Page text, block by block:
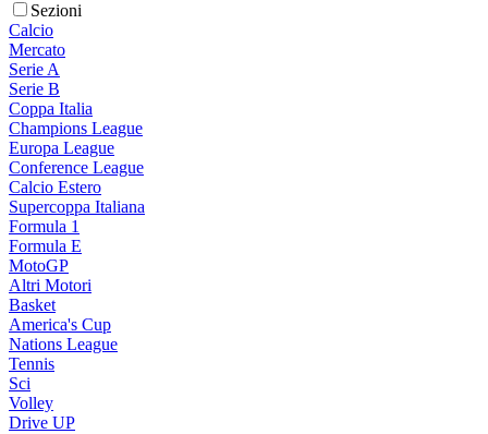
Sezioni
Calcio
Mercato
Serie A
Serie B
Coppa Italia
Champions League
Europa League
Conference League
Calcio Estero
Supercoppa Italiana
Formula 1
Formula E
MotoGP
Altri Motori
Basket
America's Cup
Nations League
Tennis
Sci
Volley
Drive UP